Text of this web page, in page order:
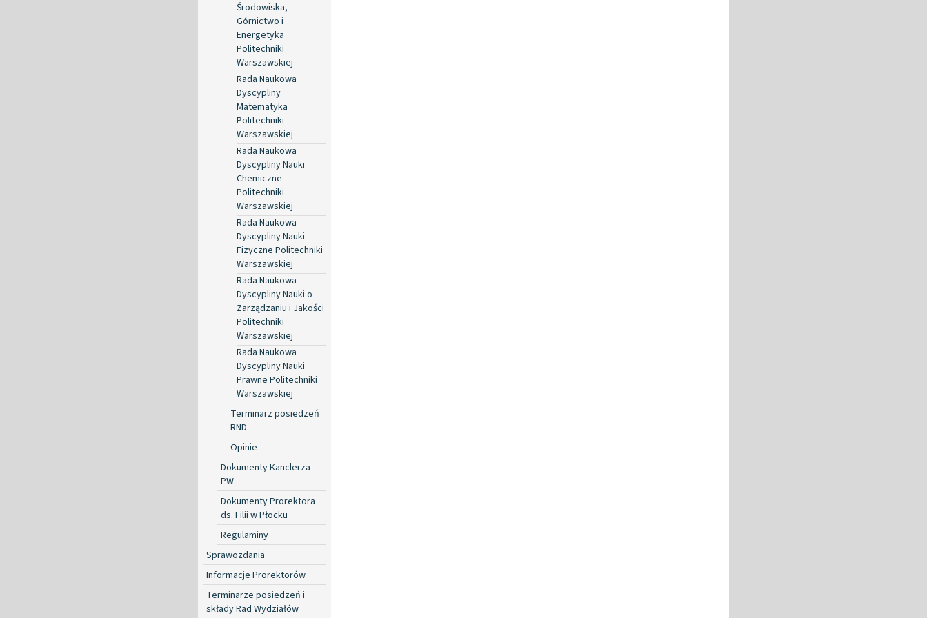
Środowiska,
Górnictwo i
Energetyka
Politechniki
Warszawskiej
Rada Naukowa
Dyscypliny
Matematyka
Politechniki
Warszawskiej
Rada Naukowa
Dyscypliny Nauki
Chemiczne
Politechniki
Warszawskiej
Rada Naukowa
Dyscypliny Nauki
Fizyczne Politechniki
Warszawskiej
Rada Naukowa
Dyscypliny Nauki o
Zarządzaniu i Jakości
Politechniki
Warszawskiej
Rada Naukowa
Dyscypliny Nauki
Prawne Politechniki
Warszawskiej
Terminarz posiedzeń
RND
Opinie
Dokumenty Kanclerza
PW
Dokumenty Prorektora
ds. Filii w Płocku
Regulaminy
Sprawozdania
Informacje Prorektorów
Terminarze posiedzeń i
składy Rad Wydziałów